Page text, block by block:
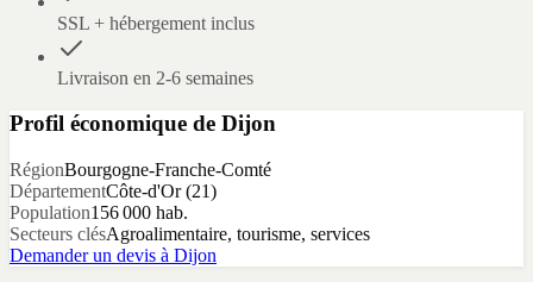
SSL + hébergement inclus
Livraison en 2-6 semaines
Profil économique de Dijon
RégionBourgogne-Franche-Comté
DépartementCôte-d'Or(21)
Population156 000 hab.
Secteurs clésAgroalimentaire, tourisme, services
Demander un devis à Dijon